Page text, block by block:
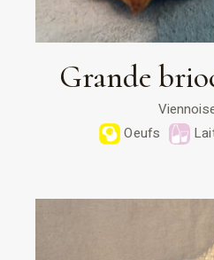
Grande
Oeufs